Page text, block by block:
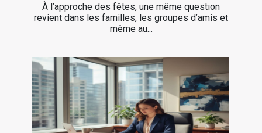
À l’approche des fêtes, une même question
revient dans les familles, les groupes d’amis et
même au...